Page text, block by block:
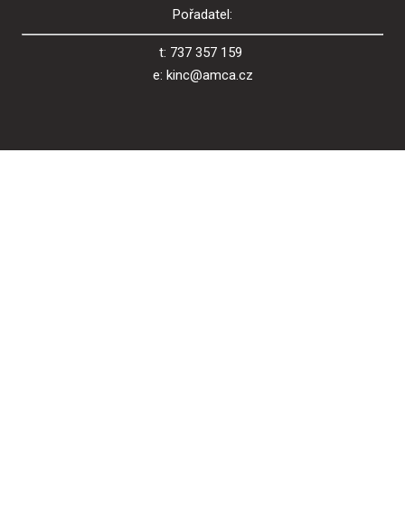
Pořadatel:
t: 737 357 159
e: kinc@amca.cz